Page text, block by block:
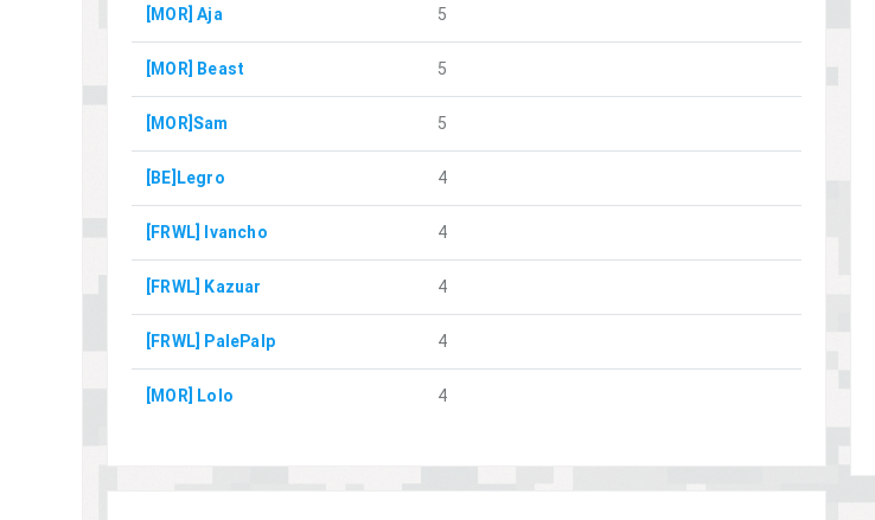
[MOR] Aja 5
[MOR] Beast 5
[MOR]Sam 5
[BE]Legro 4
[FRWL] Ivancho 4
[FRWL] Kazuar 4
[FRWL] PalePalp 4
[MOR] Lolo 4